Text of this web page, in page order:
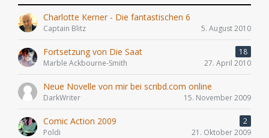
Charlotte Kerner - Die fantastischen 6
Captain Blitz 5. August 2010
Fortsetzung von Die Saat
18
Marble Ackbourne-Smith
27. April 2010
Neue Novelle von mir bei scribd.com online
DarkWriter 15. November 2009
Comic Action 2009
2
Poldi
21. Oktober 2009